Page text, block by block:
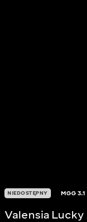
NIEDOSTĘPNY MGG3.1
Valensia Lucky